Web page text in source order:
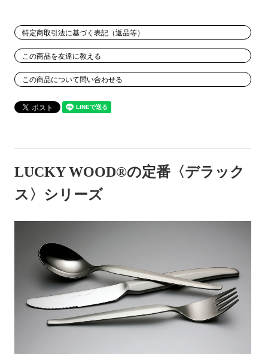
特定商取引法に基づく表記（返品等）
この商品を友達に教える
この商品について問い合わせる
LUCKY WOOD®の定番〈デラック
ス〉シリーズ